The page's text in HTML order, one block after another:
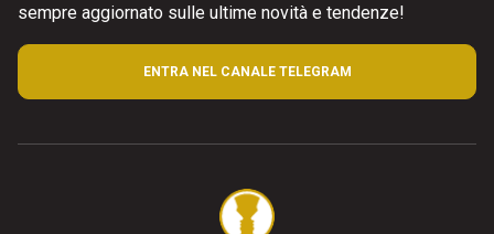
sempre aggiornato sulle ultime novità e tendenze!
ENTRA NEL CANALE TELEGRAM